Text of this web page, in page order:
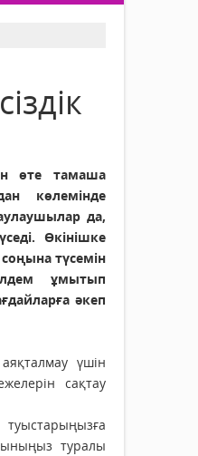
өте тамаша
көлемінде
да,
Өкінішке
түсемін
ұмытып
әкеп
үшін
сақтау
туралы